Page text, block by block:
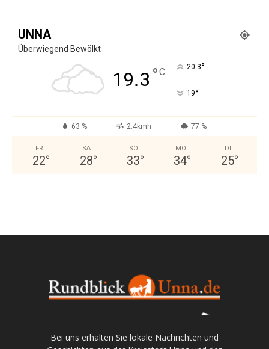
UNNA
Überwiegend Bewölkt
19.3 °C 20.3°
19°
63 % 2.4kmh 77 %
FR.
22°
SA.
28°
SO.
33°
MO.
34°
DI.
25°
Bei uns erhalten Sie lokale Nachrichten und